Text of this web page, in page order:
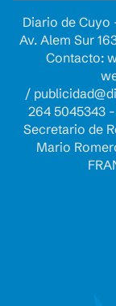
Diario de Cuyo
Av. Alem Sur
Contacto:
/
264 5045343
Secretario de
Mario